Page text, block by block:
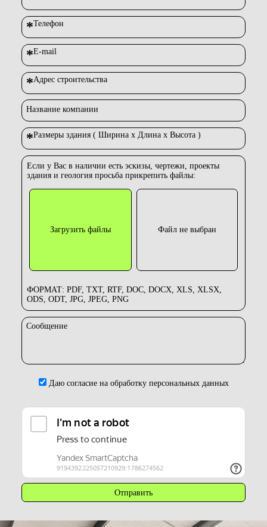
*Телефон
*E-mail
*Адрес строительства
Название компании
*Размеры здания ( Ширина х Длина х Высота )
Если у Вас в наличии есть эскизы, чертежи, проекты
здания и геология просьба прикрепить файлы:
Загрузить файлы Файл не выбран
ФОРМАТ: PDF, TXT, RTF, DOC, DOCX, XLS, XLSX,
ODS, ODT, JPG, JPEG, PNG
Сообщение
Даю согласие на обработку персональных данных